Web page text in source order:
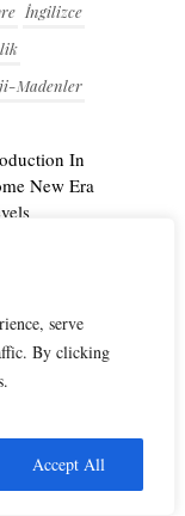
serve
By clicking
Accept All
İngilizce
Madenler
In
New Era
ve Doğalgaz
Güvenlik